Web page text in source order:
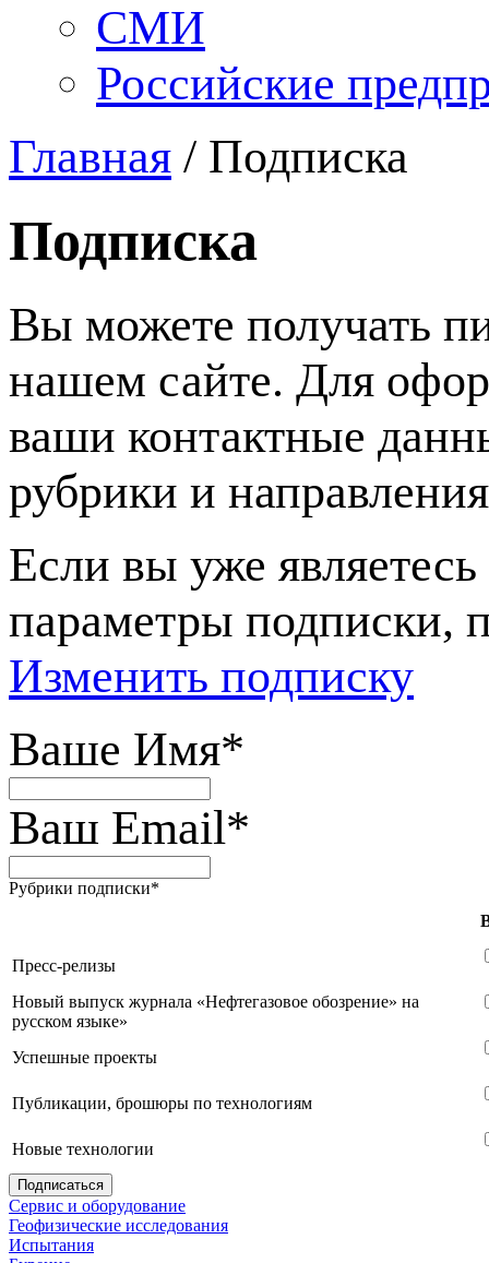
СМИ
Российские
Главная / Подписка
Подписка
Вы можете получать
нашем сайте. Для
ваши контактные
рубрики и
Если вы уже
параметры подписки,
Изменить подписку
Ваше Имя*
Ваш Email*
Рубрики подписки*
Пресс-релизы
Новый выпуск журнала «Нефтегазовое обозрение» на
русском языке»
Успешные проекты
Публикации, брошюры по технологиям
Новые технологии
Сервис и оборудование
Геофизические исследования
Испытания